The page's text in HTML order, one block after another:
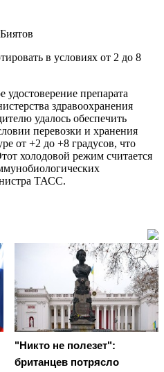
в условиях от 2 до 8
препарата
здравоохранения
удалось обеспечить
перевозки и хранения
от +2 до +8 градусов, что
холодовой режим считается
ТАСС.
"Никто не полезет":
британцев потрясло